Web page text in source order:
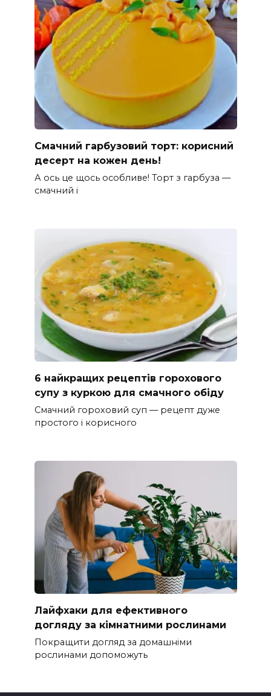
Смачний гарбузовий торт: корисний
десерт на кожен день!
А ось це щось особливе! Торт з гарбуза —
смачний і
6 найкращих рецептів горохового
супу з куркою для смачного обіду
Смачний гороховий суп — рецепт дуже
простого і корисного
Лайфхаки для ефективного
догляду за кімнатними рослинами
Покращити догляд за домашніми
рослинами допоможуть